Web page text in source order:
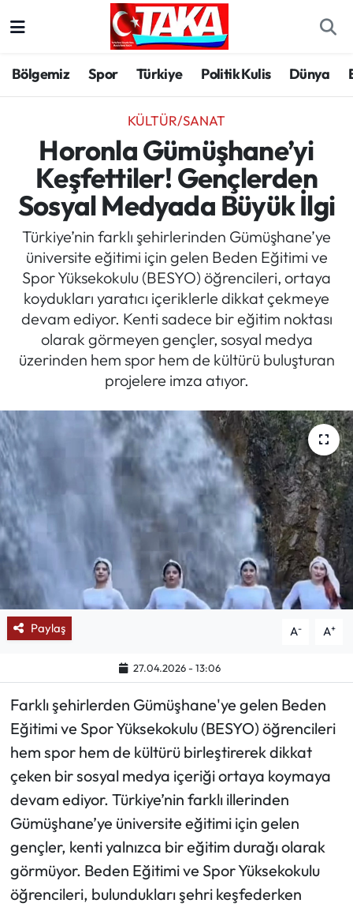
Bölgemiz Spor Türkiye Politik Kulis Dünya
KÜLTÜR/SANAT
Horonla Gümüşhane’yi
Keşfettiler! Gençlerden
Sosyal Medyada Büyük İlgi
Türkiye’nin farklı şehirlerinden Gümüşhane’ye
üniversite eğitimi için gelen Beden Eğitimi ve
Spor Yüksekokulu (BESYO) öğrencileri, ortaya
koydukları yaratıcı içeriklerle dikkat çekmeye
devam ediyor. Kenti sadece bir eğitim noktası
olarak görmeyen gençler, sosyal medya
üzerinden hem spor hem de kültürü buluşturan
projelere imza atıyor.
Paylaş A- A+
27.04.2026 - 13:06
Farklı şehirlerden Gümüşhane'ye gelen Beden
Eğitimi ve Spor Yüksekokulu (BESYO) öğrencileri
hem spor hem de kültürü birleştirerek dikkat
çeken bir sosyal medya içeriği ortaya koymaya
devam ediyor. Türkiye’nin farklı illerinden
Gümüşhane’ye üniversite eğitimi için gelen
gençler, kenti yalnızca bir eğitim durağı olarak
görmüyor. Beden Eğitimi ve Spor Yüksekokulu
öğrencileri, bulundukları şehri keşfederken
Spor
Türkiye
Kültür/Sanat
Politika
Politik Kulis
Dünya
Magazin
Mektup Galeri
Röportaj
Köşe Yazıları
BIK
ASTROLOJİ
Spor Yazıları
Mektup Galeri
Ekonomi
Sağlık
Turizm
Teknoloji
Trabzon Hava Durumu
Trabzon Trafik Yoğunluk Haritası
Süper Lig Puan Durumu ve Fikstür
Tüm Manşetler
Son Dakika Haberleri
Haber Arşivi